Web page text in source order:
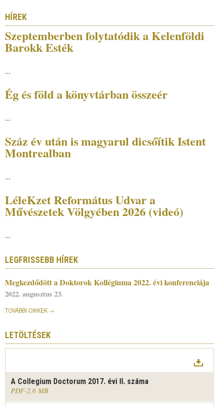
HÍREK
Szeptemberben folytatódik a Kelenföldi
Barokk Esték
...
Ég és föld a könyvtárban összeér
...
Száz év után is magyarul dicsőítik Istent
Montrealban
...
LéleKzet Református Udvar a
Művészetek Völgyében 2026 (videó)
...
LEGFRISSEBB HÍREK
Megkezdődött a Doktorok Kollégiuma 2022. évi konferenciája
2022. augusztus 23.
TOVÁBBI CIKKEK
LETÖLTÉSEK
A Collegium Doctorum 2017. évi II. száma
PDF 2,6 MB